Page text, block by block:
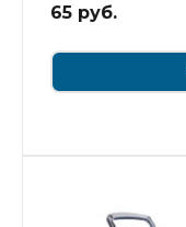
65 руб.